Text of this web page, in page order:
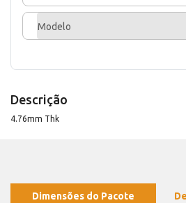
Modelo
Descrição
4.76mm Thk
Dimensões do Pacote